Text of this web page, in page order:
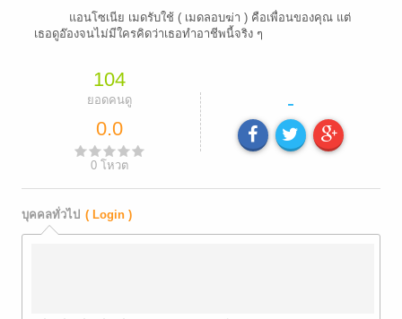
แอนโซเนีย เมดรับใช้ ( เมดลอบฆ่า ) คือเพื่อนของคุณ แต่
เธอดูอ๊องจนไม่มีใครคิดว่าเธอทำอาชีพนี้จริง ๆ
104
ยอดคนดู
0.0
0โหวต
-
บุคคลทั่วไป ( Login )